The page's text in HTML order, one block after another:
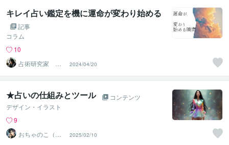
キレイ占い鑑定を機に運命が変わり始める
記事
コラム
10
占術研究家 望
月 澪
2024/04/20
★占いの仕組みとツール
コンテンツ
デザイン・イラスト
9
おちゃのこ（御
茶乃子祭々）
2025/02/10